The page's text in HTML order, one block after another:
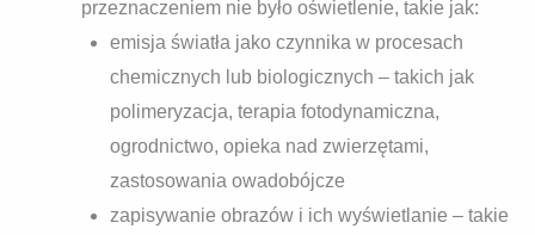
przeznaczeniem nie było oświetlenie, takie jak:
emisja światła jako czynnika w procesach
chemicznych lub biologicznych – takich jak
polimeryzacja, terapia fotodynamiczna,
ogrodnictwo, opieka nad zwierzętami,
zastosowania owadobójcze
zapisywanie obrazów i ich wyświetlanie – takie